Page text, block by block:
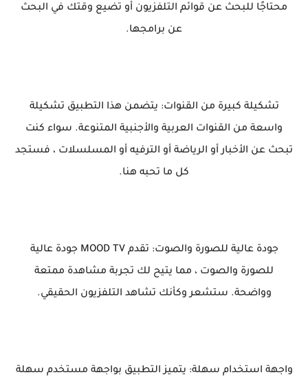
محتاجًا للبحث عن قوائم التلفزيون أو تضيع وقتك في البحث
عن برامجها.
تشكيلة كبيرة من القنوات: يتضمن هذا التطبيق تشكيلة
واسعة من القنوات العربية والأجنبية المتنوعة. سواء كنت
تبحث عن الأخبار أو الرياضة أو الترفيه أو المسلسلات ، فستجد
كل ما تحبه هنا.
جودة عالية للصورة والصوت: تقدم MOOD TV جودة عالية
للصورة والصوت ، مما يتيح لك تجربة مشاهدة ممتعة
وواضحة. ستشعر وكأنك تشاهد التلفزيون الحقيقي.
واجهة استخدام سهلة: يتميز التطبيق بواجهة مستخدم سهلة